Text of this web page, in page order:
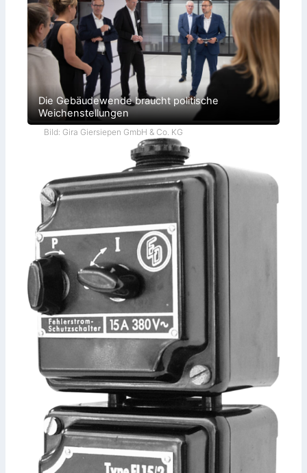
Die Gebäudewende braucht politische
Weichenstellungen
Bild: Gira Giersiepen GmbH & Co. KG